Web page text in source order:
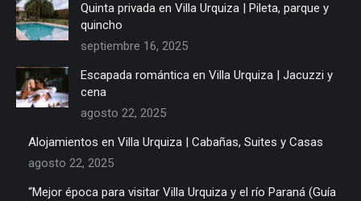
Quinta privada en Villa Urquiza | Pileta, parque y
quincho
septiembre 16, 2025
Escapada romántica en Villa Urquiza | Jacuzzi y
cena
agosto 22, 2025
Alojamientos en Villa Urquiza | Cabañas, Suites y Casas
agosto 22, 2025
“Mejor época para visitar Villa Urquiza y el río Paraná (Guía